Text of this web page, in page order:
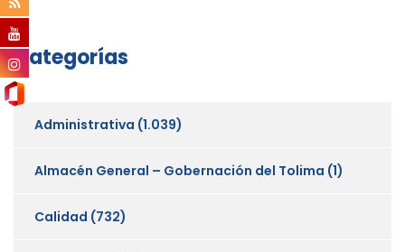
Categorías
Administrativa (1.039)
Almacén General – Gobernación del Tolima (1)
Calidad (732)